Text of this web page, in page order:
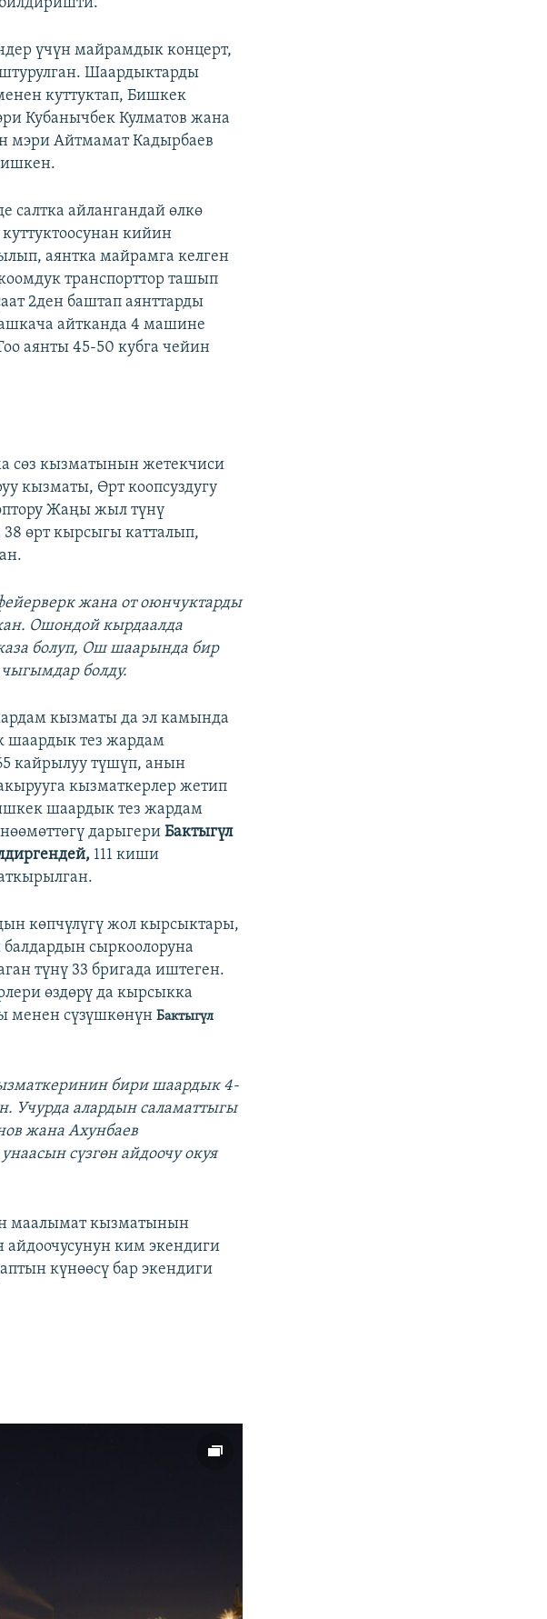
үчүн майрамдык концерт,
Шаардыктарды
куттуктап, Бишкек
Кубанычбек Кулматов жана
Айтмамат Кадырбаев
салтка айлангандай өлкө
кийин
аянтка майрамга келген
транспорттор ташып
2ден баштап аянттарды
айтканда 4 машине
аянты 45-50 кубга чейин
сөз кызматынын жетекчиси
кызматы, Өрт коопсуздугу
Жаңы жыл түнү
өрт кырсыгы катталып,
жана от оюнчуктарды
Ошондой кырдаалда
болуп, Ош шаарында бир
болду.
кызматы да эл камында
шаардык тез жардам
кайрылуу түшүп, анын
кызматкерлер жетип
шаардык тез жардам
дарыгери Бактыгүл
111 киши
көпчүлүгү жол кырсыктары,
сыркоолоруна
түнү 33 бригада иштеген.
өздөрү да кырсыкка
менен сүзүшкөнүнБактыгүл
бири шаардык 4-
Учурда алардын саламаттыгы
жана Ахунбаев
сүзгөн айдоочу окуя
маалымат кызматынын
айдоочусунун ким экендиги
күнөөсү бар экендиги